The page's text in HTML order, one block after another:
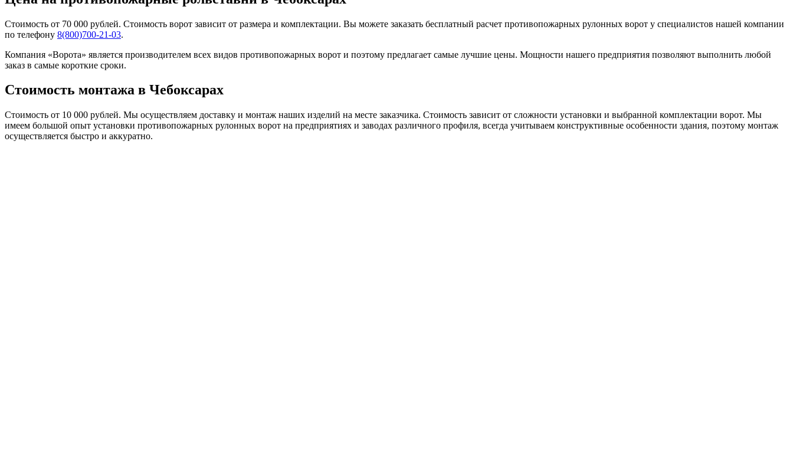
Стоимость от 70 000 рублей. Стоимость ворот зависит от размера и комплектации. Вы можете заказать бесплатный расчет противопожарных рулонных ворот у специалистов нашей компании
по телефону 8(800)700-21-03.
Компания «Ворота» является производителем всех видов противопожарных ворот и поэтому предлагает самые лучшие цены. Мощности нашего предприятия позволяют выполнить любой
заказ в самые короткие сроки.
Стоимость монтажа в Чебоксарах
Стоимость от 10 000 рублей. Мы осуществляем доставку и монтаж наших изделий на месте заказчика. Стоимость зависит от сложности установки и выбранной комплектации ворот. Мы
имеем большой опыт установки противопожарных рулонных ворот на предприятиях и заводах различного профиля, всегда учитываем конструктивные особенности здания, поэтому монтаж
осуществляется быстро и аккуратно.